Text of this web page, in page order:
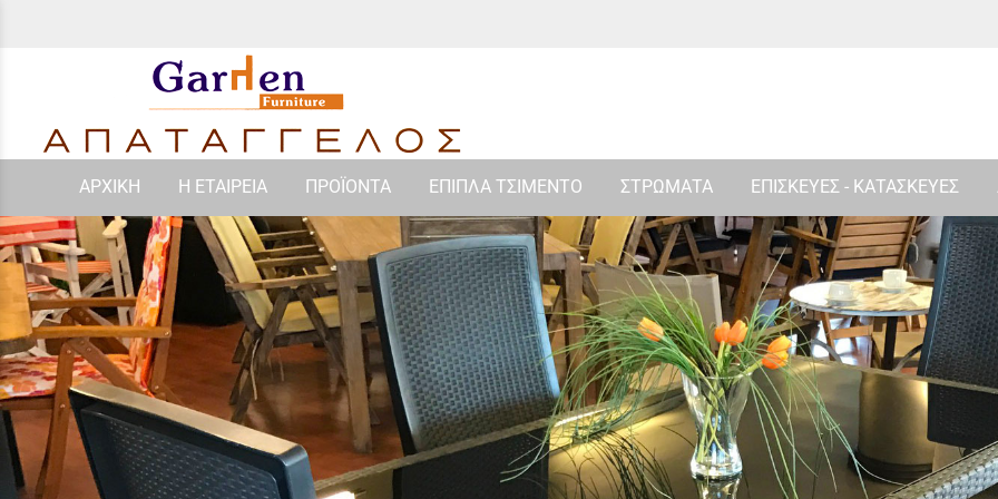
ΑΡΧΙΚΗ Η ΕΤΑΙΡΕΙΑ ΠΡΟΪΟΝΤΑ ΕΠΙΠΛΑ ΤΣΙΜΕΝΤΟ ΣΤΡΩΜΑΤΑ ΕΠΙΣΚΕΥΕΣ - ΚΑΤΑΣΚΕΥΕΣ